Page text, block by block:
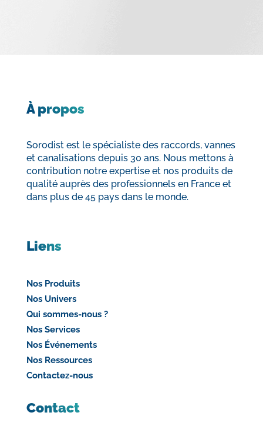
À propos
Sorodist est le spécialiste des raccords, vannes
et canalisations depuis 30 ans. Nous mettons à
contribution notre expertise et nos produits de
qualité auprès des professionnels en France et
dans plus de 45 pays dans le monde.
Liens
Nos Produits
Nos Univers
Qui sommes-nous ?
Nos Services
Nos Événements
Nos Ressources
Contactez-nous
Contact